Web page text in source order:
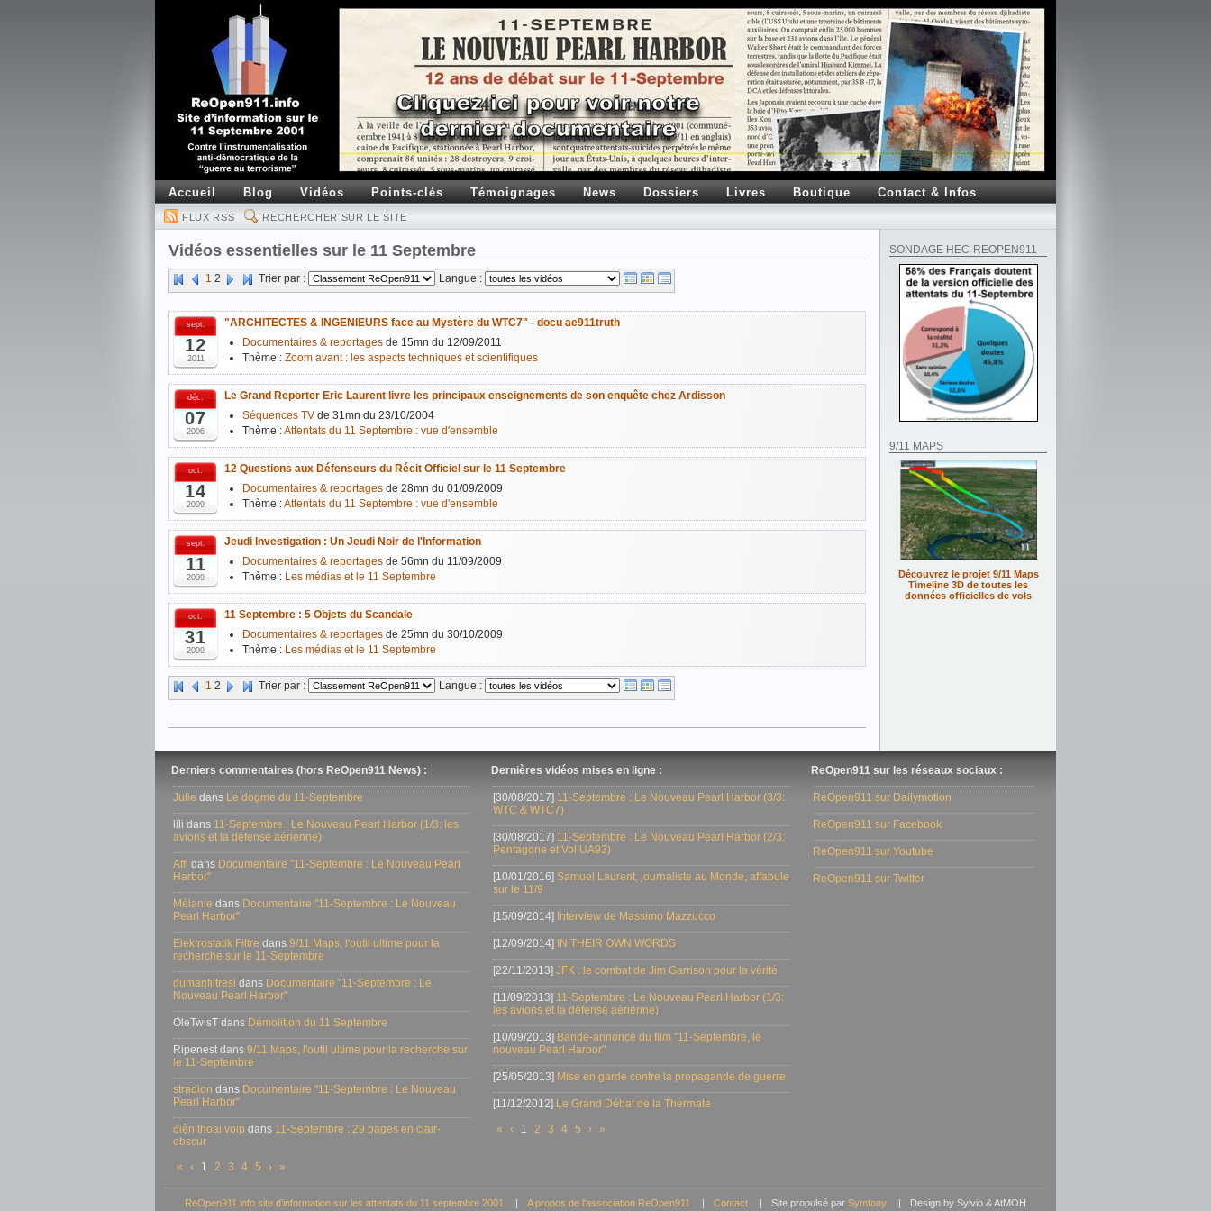
Accueil Blog Vidéos Points-clés Témoignages News Dossiers Livres Boutique Contact & Infos
FLUX RSS RECHERCHER SUR LE SITE
Vidéos essentielles sur le 11 Septembre
1 2 Trier par : Langue :
sept.
12
2011
"ARCHITECTES & INGENIEURS face au Mystère du WTC7" - docu ae911truth
Documentaires & reportages de 15mn du 12/09/2011
Thème : Zoom avant : les aspects techniques et scientifiques
déc.
07
2006
Le Grand Reporter Eric Laurent livre les principaux enseignements de son enquête chez Ardisson
Séquences TV de 31mn du 23/10/2004
Thème :Attentats du 11 Septembre : vue d'ensemble
oct.
14
2009
12 Questions aux Défenseurs du Récit Officiel sur le 11 Septembre
Documentaires & reportages de 28mn du 01/09/2009
Thème :Attentats du 11 Septembre : vue d'ensemble
sept.
11
2009
Jeudi Investigation : Un Jeudi Noir de l'Information
Documentaires & reportages de 56mn du 11/09/2009
Thème : Les médias et le 11 Septembre
oct.
31
2009
11 Septembre : 5 Objets du Scandale
Documentaires & reportages de 25mn du 30/10/2009
Thème : Les médias et le 11 Septembre
1 2 Trier par : Langue :
SONDAGE HEC-REOPEN911
9/11 MAPS
Découvrez le projet 9/11 Maps
Timeline 3D de toutes les
données officielles de vols
Derniers commentaires (hors ReOpen911 News) :
Julie dans Le dogme du 11-Septembre
lili dans 11-Septembre : Le Nouveau Pearl Harbor (1/3: les
avions et la défense aérienne)
Affi dans Documentaire "11-Septembre : Le Nouveau Pearl
Harbor"
Mélanie dans Documentaire "11-Septembre : Le Nouveau
Pearl Harbor"
Elektrostatik Filtre dans 9/11 Maps, l'outil ultime pour la
recherche sur le 11-Septembre
dumanfiltresi dans Documentaire "11-Septembre : Le
Nouveau Pearl Harbor"
OleTwisT dans Démolition du 11 Septembre
Ripenest dans 9/11 Maps, l'outil ultime pour la recherche sur
le 11-Septembre
stradion dans Documentaire "11-Septembre : Le Nouveau
Pearl Harbor"
điện thoại voip dans 11-Septembre : 29 pages en clair-
obscur
«
‹ 1 2 3 4 5 › »
Dernières vidéos mises en ligne :
[30/08/2017] 11-Septembre : Le Nouveau Pearl Harbor (3/3:
WTC & WTC7)
[30/08/2017] 11-Septembre : Le Nouveau Pearl Harbor (2/3:
Pentagone et Vol UA93)
[10/01/2016] Samuel Laurent, journaliste au Monde, affabule
sur le 11/9
[15/09/2014] Interview de Massimo Mazzucco
[12/09/2014] IN THEIR OWN WORDS
[22/11/2013] JFK : le combat de Jim Garrison pour la vérité
[11/09/2013] 11-Septembre : Le Nouveau Pearl Harbor (1/3:
les avions et la défense aérienne)
[10/09/2013] Bande-annonce du film "11-Septembre, le
nouveau Pearl Harbor"
[25/05/2013] Mise en garde contre la propagande de guerre
[11/12/2012] Le Grand Débat de la Thermate
«
‹ 1 2 3 4 5 › »
ReOpen911 sur les réseaux sociaux :
ReOpen911 sur Dailymotion
ReOpen911 sur Facebook
ReOpen911 sur Youtube
ReOpen911 sur Twitter
ReOpen911.info site d’information sur les attentats du 11 septembre 2001 | A propos de l'association ReOpen911 | Contact | Site propulsé par Symfony | Design by Sylvio & AtMOH